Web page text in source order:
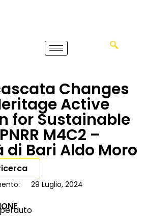
Changes
Active
for Sustainable
M4C2 –
di Bari Aldo Moro
29 Luglio, 2024